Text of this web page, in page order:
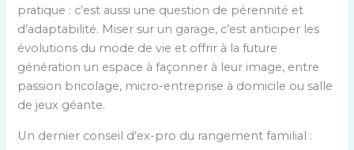
pratique : c’est aussi une question de pérennité et
d’adaptabilité. Miser sur un garage, c’est anticiper les
évolutions du mode de vie et offrir à la future
génération un espace à façonner à leur image, entre
passion bricolage, micro-entreprise à domicile ou salle
de jeux géante.
Un dernier conseil d’ex-pro du rangement familial :